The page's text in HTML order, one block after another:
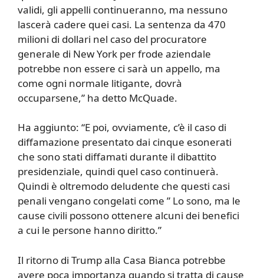
validi, gli appelli continueranno, ma nessuno
lascerà cadere quei casi. La sentenza da 470
milioni di dollari nel caso del procuratore
generale di New York per frode aziendale
potrebbe non essere ci sarà un appello, ma
come ogni normale litigante, dovrà
occuparsene,” ha detto McQuade.
Ha aggiunto: “E poi, ovviamente, c’è il caso di
diffamazione presentato dai cinque esonerati
che sono stati diffamati durante il dibattito
presidenziale, quindi quel caso continuerà.
Quindi è oltremodo deludente che questi casi
penali vengano congelati come ” Lo sono, ma le
cause civili possono ottenere alcuni dei benefici
a cui le persone hanno diritto.”
Il ritorno di Trump alla Casa Bianca potrebbe
avere poca importanza quando si tratta di cause